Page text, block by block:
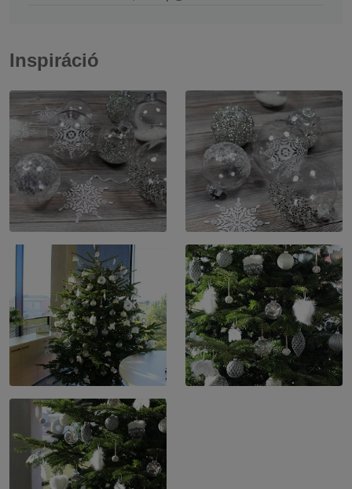
Inspiráció